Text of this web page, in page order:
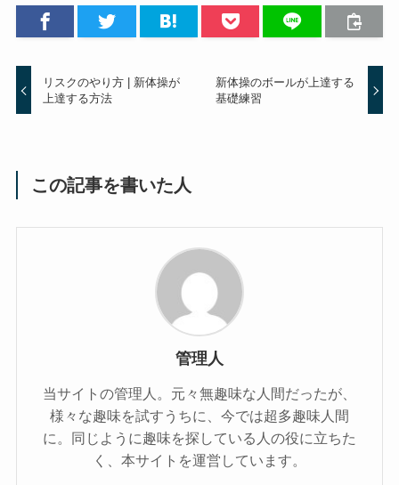
リスクのやり方 | 新体操が
上達する方法
新体操のボールが上達する
基礎練習
この記事を書いた人
管理人
当サイトの管理人。元々無趣味な人間だったが、
様々な趣味を試すうちに、今では超多趣味人間
に。同じように趣味を探している人の役に立ちた
く、本サイトを運営しています。